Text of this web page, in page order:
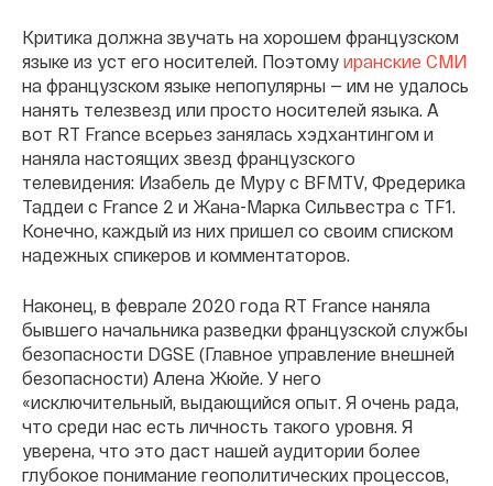
Критика должна звучать на хорошем французском
языке из уст его носителей. Поэтому иранские СМИ
на французском языке непопулярны — им не удалось
нанять телезвезд или просто носителей языка. А
вот RT France всерьез занялась хэдхантингом и
наняла настоящих звезд французского
телевидения: Изабель де Муру с BFMTV, Фредерика
Таддеи с France 2 и Жана-Марка Сильвестра с TF1.
Конечно, каждый из них пришел со своим списком
надежных спикеров и комментаторов.
Наконец, в феврале 2020 года RT France наняла
бывшего начальника разведки французской службы
безопасности DGSE (Главное управление внешней
безопасности) Алена Жюйе. У него
«исключительный, выдающийся опыт. Я очень рада,
что среди нас есть личность такого уровня. Я
уверена, что это даст нашей аудитории более
глубокое понимание геополитических процессов,